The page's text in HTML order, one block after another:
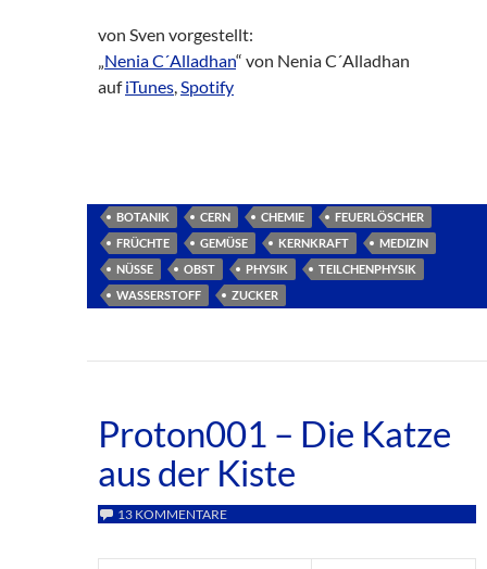
von Sven vorgestellt:
„Nenia C´Alladhan“ von Nenia C´Alladhan
aufiTunes,Spotify
BOTANIK CERN CHEMIE
FEUERLÖSCHER
FRÜCHTE
GEMÜSE KERNKRAFT
MEDIZIN
NÜSSE
OBST PHYSIK
TEILCHENPHYSIK
WASSERSTOFF
ZUCKER
Proton001 – Die Katze
aus der Kiste
13 KOMMENTARE